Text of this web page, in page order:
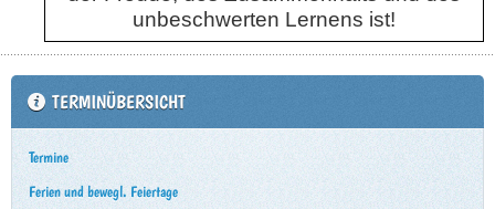
unbeschwerten Lernens ist!
TERMINÜBERSICHT
Termine
Ferien und bewegl. Feiertage